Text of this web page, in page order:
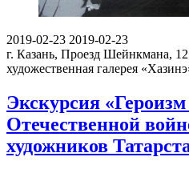
2019-02-23 2019-02-23
г. Казань, Проезд Шейнкмана, 12
художественная галерея
Экскурсия
Отечественной
художников